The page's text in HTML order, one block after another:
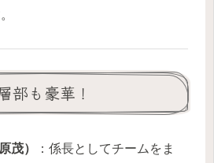
部も豪華！
茂）
：係長としてチームをま